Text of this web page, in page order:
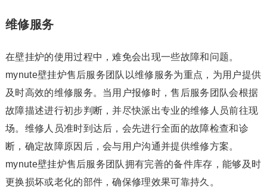
维修服务
在壁挂炉的使用过程中，难免会出现一些故障和问题。
mynute壁挂炉售后服务团队以维修服务为重点，为用户提供
及时高效的维修服务。当用户报修时，售后服务团队会根据
故障描述进行初步判断，并尽快派出专业的维修人员前往现
场。维修人员准时到达后，会先进行全面的故障检查和诊
断，确定故障原因后，会与用户沟通并提供维修方案。
mynute壁挂炉售后服务团队拥有完善的备件库存，能够及时
更换损坏或老化的部件，确保修理效果可靠持久。